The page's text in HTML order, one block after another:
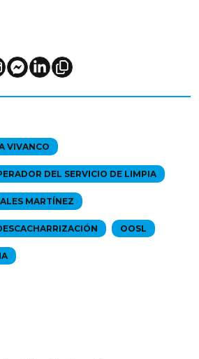
VIVANCO
DEL SERVICIO DE LIMPIA
MARTÍNEZ
OOSL